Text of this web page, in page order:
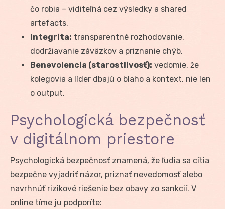
čo robia – viditeľná cez výsledky a shared
artefacts.
Integrita: transparentné rozhodovanie,
dodržiavanie záväzkov a priznanie chýb.
Benevolencia (starostlivosť): vedomie, že
kolegovia a líder dbajú o blaho a kontext, nie len
o output.
Psychologická bezpečnosť
v digitálnom priestore
Psychologická bezpečnosť znamená, že ľudia sa cítia
bezpečne vyjadriť názor, priznať nevedomosť alebo
navrhnúť rizikové riešenie bez obavy zo sankcií. V
online tíme ju podporíte: